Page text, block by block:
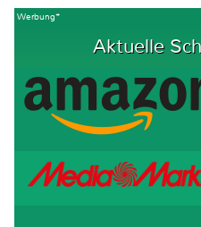
Werbung*
Aktuelle